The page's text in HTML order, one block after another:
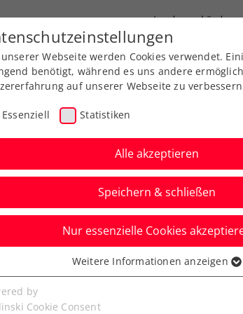
Landesverbände
Ausbildung Services
Aktuelle News
Webseite werden Cookies verwendet.
benötigt, während es uns andere
auf unserer Webseite zu
Essenziell Statistiken
Alle akzeptieren
Speichern & schließen
Nur essenzielle Cookies
Cookies werden für grundlegende
benötigt. Dadurch ist gewährleistet, dass
Weitere Informationen anzeigen
by
Cookie Consent